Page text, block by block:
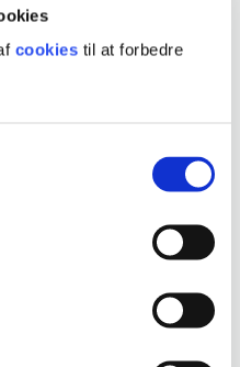
cookies til at forbedre
Bollerup Thomsen
for Pædagogik, læring og